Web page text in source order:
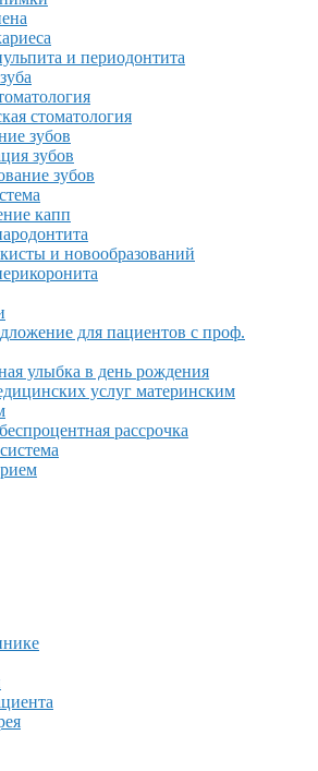
и периодонтита
стоматология
зубов
зубов
зубов
капп
и новообразований
для пациентов с проф.
улыбка в день рождения
услуг материнским
рассрочка